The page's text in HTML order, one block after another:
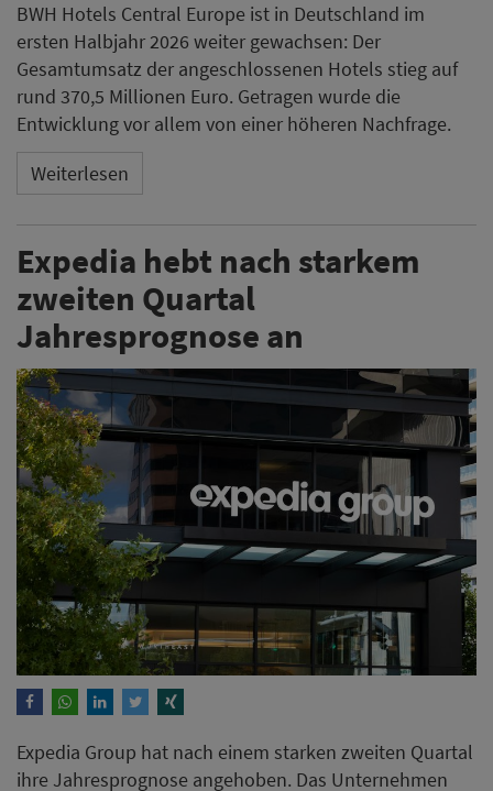
BWH Hotels Central Europe ist in Deutschland im
ersten Halbjahr 2026 weiter gewachsen: Der
Gesamtumsatz der angeschlossenen Hotels stieg auf
rund 370,5 Millionen Euro. Getragen wurde die
Entwicklung vor allem von einer höheren Nachfrage.
Weiterlesen
Expedia hebt nach starkem
zweiten Quartal
Jahresprognose an
Expedia Group hat nach einem starken zweiten Quartal
ihre Jahresprognose angehoben. Das Unternehmen